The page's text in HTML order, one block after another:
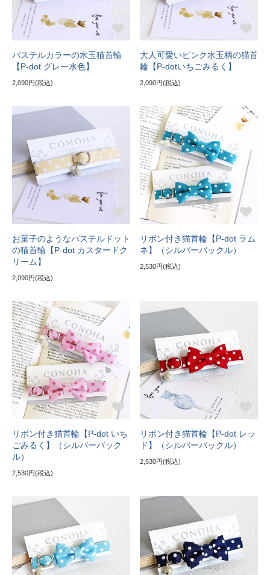
パステルカラーの水玉猫首輪
【P-dot グレー水色】
2,090円(税込)
大人可愛いピンク水玉柄の猫首
輪【P-dotいちごみるく】
2,090円(税込)
お菓子のようなパステルドット
の猫首輪【P-dot カスタードク
リーム】
2,090円(税込)
リボン付き猫首輪【P-dot ラム
ネ】（シルバーバックル）
2,530円(税込)
リボン付き猫首輪【P-dot いち
ごみるく】（シルバーバック
ル）
2,530円(税込)
リボン付き猫首輪【P-dot レッ
ド】（シルバーバックル）
2,530円(税込)